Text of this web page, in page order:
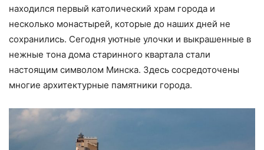
находился первый католический храм города и
несколько монастырей, которые до наших дней не
сохранились. Сегодня уютные улочки и выкрашенные в
нежные тона дома старинного квартала стали
настоящим символом Минска. Здесь сосредоточены
многие архитектурные памятники города.